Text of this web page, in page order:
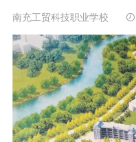
南充工贸科技职业学校